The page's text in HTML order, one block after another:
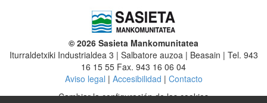
© 2026 Sasieta Mankomunitatea
Iturraldetxiki Industrialdea 3 | Salbatore auzoa | Beasain | Tel. 943
16 15 55 Fax. 943 16 06 04
Aviso legal | Accesibilidad | Contacto
Cambiar la configuración de las cookies